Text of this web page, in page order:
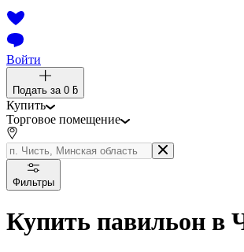
Войти
Подать за 0 ƃ
Купить
Торговое помещение
Фильтры
Купить павильон в